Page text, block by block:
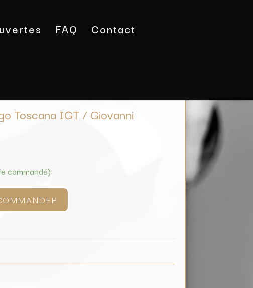
FAQ
Contact
Toscana IGT / Giovanni
commandé)